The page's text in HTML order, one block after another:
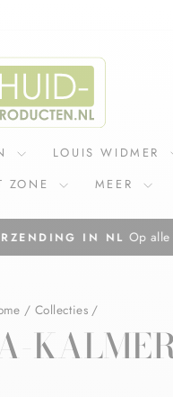
LOUIS WIDMER
ZONE
MEER
Diavoorstelling
IN NL Op alle orders
/ Collecties /